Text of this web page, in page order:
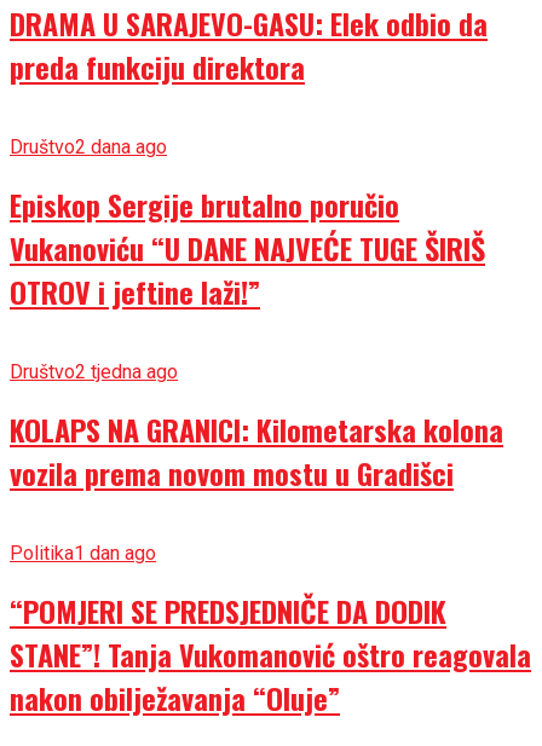
DRAMA U SARAJEVO-GASU: Elek odbio da
preda funkciju direktora
Društvo2 dana ago
Episkop Sergije brutalno poručio
Vukanoviću “U DANE NAJVEĆE TUGE ŠIRIŠ
OTROV i jeftine laži!”
Društvo2 tjedna ago
KOLAPS NA GRANICI: Kilometarska kolona
vozila prema novom mostu u Gradišci
Politika1 dan ago
“POMJERI SE PREDSJEDNIČE DA DODIK
STANE”! Tanja Vukomanović oštro reagovala
nakon obilježavanja “Oluje”